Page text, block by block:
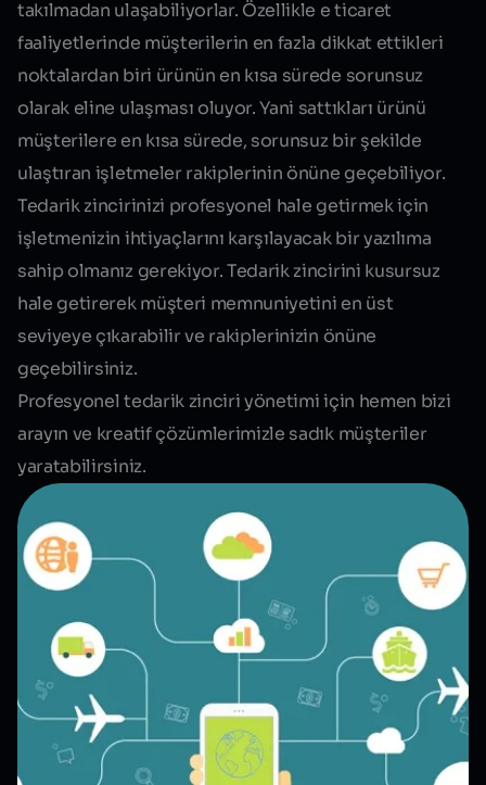
takılmadan ulaşabiliyorlar. Özellikle e ticaret
faaliyetlerinde müşterilerin en fazla dikkat ettikleri
noktalardan biri ürünün en kısa sürede sorunsuz
olarak eline ulaşması oluyor. Yani sattıkları ürünü
müşterilere en kısa sürede, sorunsuz bir şekilde
ulaştıran işletmeler rakiplerinin önüne geçebiliyor.
Tedarik zincirinizi profesyonel hale getirmek için
işletmenizin ihtiyaçlarını karşılayacak bir yazılıma
sahip olmanız gerekiyor. Tedarik zincirini kusursuz
hale getirerek müşteri memnuniyetini en üst
seviyeye çıkarabilir ve rakiplerinizin önüne
geçebilirsiniz.
Profesyonel tedarik zinciri yönetimi için hemen bizi
arayın ve kreatif çözümlerimizle sadık müşteriler
yaratabilirsiniz.